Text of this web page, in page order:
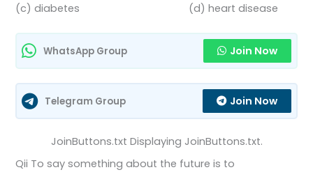
(c) diabetes (d) heart disease
WhatsApp Group Join Now
Telegram Group Join Now
JoinButtons.txt Displaying JoinButtons.txt.
Qii To say something about the future is to